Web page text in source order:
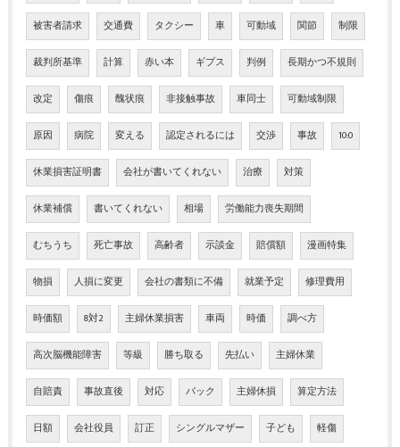
被害者請求 交通費 タクシー 車 可動域 関節 制限
裁判所基準 計算 赤い本 ギプス 判例 長期かつ不規則
改定 傷痕 醜状痕 非接触事故 車同士 可動域制限
原因 病院 変える 認定されるには 交渉 事故 10:0
休業損害証明書 会社が書いてくれない 治療 対策
休業補償 書いてくれない 相場 労働能力喪失期間
むちうち 死亡事故 高齢者 示談金 賠償額 漫画特集
物損 人損に変更 会社の書類に不備 就業予定 修理費用
時価額 8対2 主婦休業損害 車両 時価 調べ方
高次脳機能障害 等級 勝ち取る 先払い 主婦休業
自賠責 事故直後 対応 バック 主婦休損 算定方法
日額 会社役員 訂正 シングルマザー 子ども 軽傷